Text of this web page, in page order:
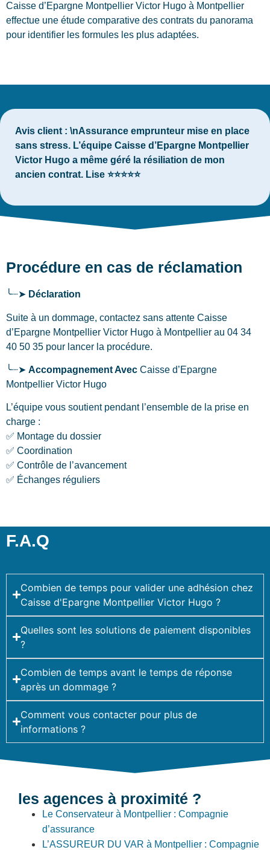
Caisse d’Epargne Montpellier Victor Hugo à Montpellier
effectue une étude comparative des contrats du panorama
pour identifier les formules les plus adaptées.
Avis client : \nAssurance emprunteur mise en place
sans stress. L’équipe Caisse d’Epargne Montpellier
Victor Hugo a même géré la résiliation de mon
ancien contrat. Lise ⭐⭐⭐⭐⭐
Procédure en cas de réclamation
╰┈➤ Déclaration
Suite à un dommage, contactez sans attente Caisse
d’Epargne Montpellier Victor Hugo à Montpellier au 04 34
40 50 35 pour lancer la procédure.
╰┈➤ Accompagnement Avec Caisse d’Epargne
Montpellier Victor Hugo
L’équipe vous soutient pendant l’ensemble de la prise en
charge :
✅ Montage du dossier
✅ Coordination
✅ Contrôle de l’avancement
✅ Échanges réguliers
F.A.Q
Combien de temps pour valider une adhésion chez
Caisse d'Epargne Montpellier Victor Hugo ?
Quelles sont les solutions de paiement disponibles
?
Combien de temps avant le temps de réponse
après un dommage ?
Comment vous contacter pour plus de
informations ?
les agences à proximité ?
Le Conservateur à Montpellier : Compagnie
d’assurance
L’ASSUREUR DU VAR à Montpellier : Compagnie